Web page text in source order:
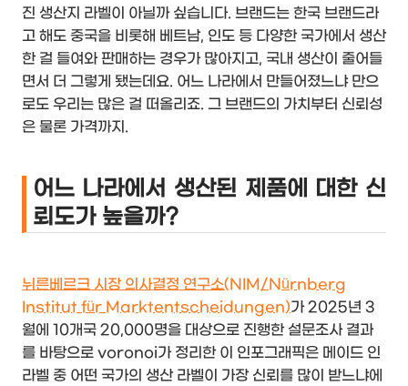
진 생산지 라벨이 아닐까 싶습니다. 브랜드는 한국 브랜드라
고 해도 중국을 비롯해 베트남, 인도 등 다양한 국가에서 생산
한 걸 들여와 판매하는 경우가 많아지고, 국내 생산이 줄어들
면서 더 그렇게 됐는데요. 어느 나라에서 만들어졌느냐 만으
로도 우리는 많은 걸 떠올리죠. 그 브랜드의 가치부터 신뢰성
은 물론 가격까지.
어느 나라에서 생산된 제품에 대한 신
뢰도가 높을까?
뉘른베르크 시장 의사결정 연구소(NIM/Nürnberg
Institut für Marktentscheidungen)가 2025년 3
월에 10개국 20,000명을 대상으로 진행한 설문조사 결과
를 바탕으로 voronoi가 정리한 이 인포그래픽은 메이드 인
라벨 중 어떤 국가의 생산 라벨이 가장 신뢰를 많이 받느냐에